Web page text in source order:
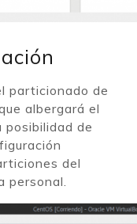
particionado de
albergará el
posibilidad de
del
personal.